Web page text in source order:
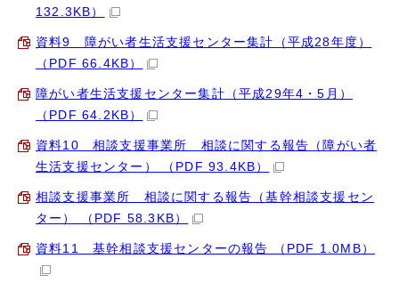
132.3KB）
資料9 障がい者生活支援センター集計（平成28年度）
（PDF 66.4KB）
障がい者生活支援センター集計（平成29年4・5月）
（PDF 64.2KB）
資料10 相談支援事業所 相談に関する報告（障がい者
生活支援センター） （PDF 93.4KB）
相談支援事業所 相談に関する報告（基幹相談支援セン
ター） （PDF 58.3KB）
資料11 基幹相談支援センターの報告 （PDF 1.0MB）